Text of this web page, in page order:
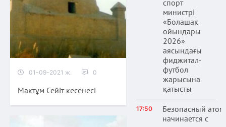
01-09-2021 ж. 0
Мақтұм Сейіт кесенесі
спорт
министрі
«Болашақ
ойындары
2026»
аясындағы
фиджитал-
футбол
жарысына
қатысты
17:50
Безопасный атом
начинается с